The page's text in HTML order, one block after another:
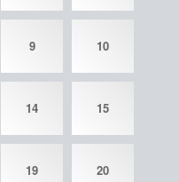
9 10
14 15
19 20